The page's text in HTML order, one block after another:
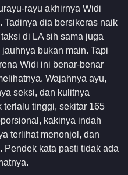
rayu akhirnya Widi
Tadinya dia bersikeras naik
di LA sih sama juga
bukan main. Tapi
Widi ini benar-benar
Wajahnya ayu,
seksi, dan kulitnya
terlalu tinggi, sekitar 165
kakinya indah
terlihat menonjol, dan
Pendek kata pasti tidak ada